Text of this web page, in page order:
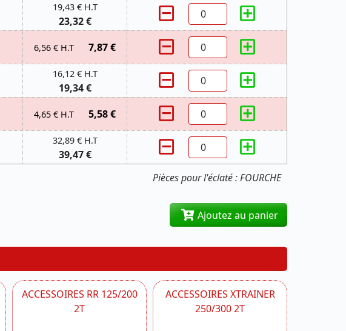
Pièces pour l'éclaté : FOURCHE
19,43 € H.T
23,32 €
6,56 € H.T 7,87 €
16,12 € H.T
19,34 €
4,65 € H.T 5,58 €
32,89 € H.T
39,47 €
Ajoutez au panier
ACCESSOIRES RR 125/200
2T
ACCESSOIRES XTRAINER
250/300 2T